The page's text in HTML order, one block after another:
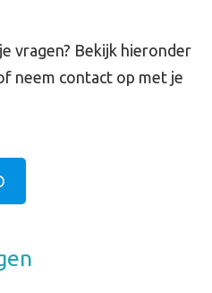
vragen? Bekijk hieronder
neem contact op met je